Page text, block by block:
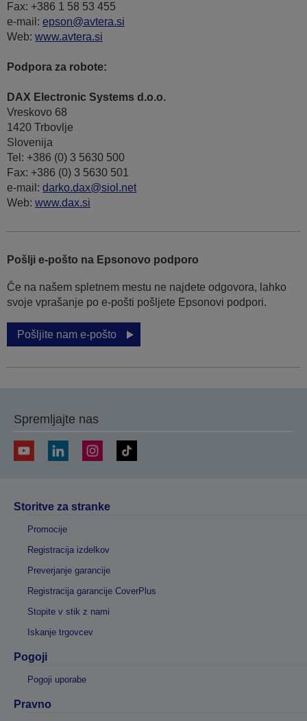
Fax: +386 1 58 53 455
e-mail: epson@avtera.si
Web: www.avtera.si
Podpora za robote:
DAX Electronic Systems d.o.o.
Vreskovo 68
1420 Trbovlje
Slovenija
Tel: +386 (0) 3 5630 500
Fax: +386 (0) 3 5630 501
e-mail: darko.dax@siol.net
Web: www.dax.si
Pošlji e-pošto na Epsonovo podporo
Če na našem spletnem mestu ne najdete odgovora, lahko
svoje vprašanje po e-pošti pošljete Epsonovi podpori.
Pošljite nam e-pošto
Spremljajte nas
Storitve za stranke
Promocije
Registracija izdelkov
Preverjanje garancije
Registracija garancije CoverPlus
Stopite v stik z nami
Iskanje trgovcev
Pogoji
Pogoji uporabe
Pravno